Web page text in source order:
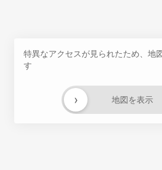
特異なアクセスが見られたため、地
す
地図を表示
›